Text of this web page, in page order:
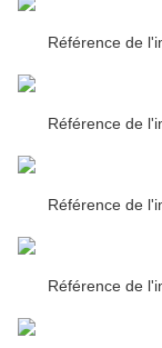
Référence de
Référence de
Référence de
Référence de